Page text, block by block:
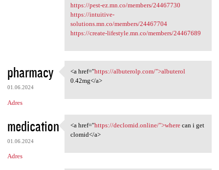
https://pest-ez.mn.co/members/24467730
https://intuitive-
solutions.mn.co/members/24467704
https://create-lifestyle.mn.co/members/24467689
pharmacy
01.06.2024
Adres
<a href="https://albuterolp
<a href="https://albuterolp.com/">albuterol
0.42mg</a>
medication
01.06.2024
Adres
<a href="https://declomid
<a href="https://declomid.online/">wherecan i get
clomid</a>